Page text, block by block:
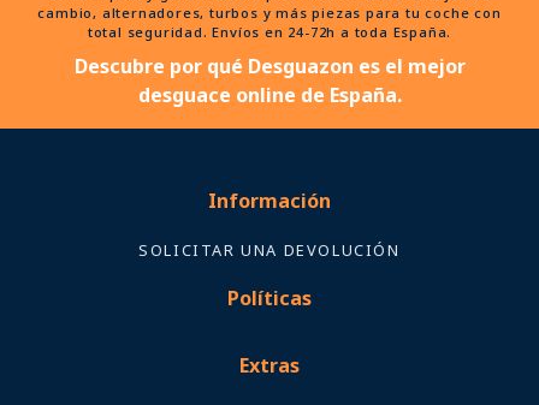
cambio, alternadores, turbos y más piezas para tu coche con
total seguridad. Envíos en 24-72h a toda España.
Descubre por qué Desguazon es el mejor
desguace online de España.
Información
SOLICITAR UNA DEVOLUCIÓN
Políticas
Extras